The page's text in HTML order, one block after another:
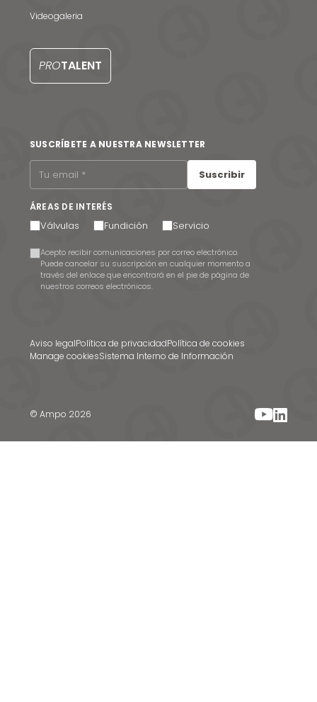
Videogaleria
PROTALENT
SUSCRÍBETE A NUESTRA NEWSLETTER
Suscribir
ÁREAS DE INTERÉS
Válvulas Fundición Servicio
Acepto recibir comunicaciones por correo electrónico.
Puede cancelar su suscripción en cualquier momento a
través del enlace que encontrará en el pie de página de
nuestros correos electrónicos.
© Ampo 2026
Aviso legalPolítica de privacidadPolítica de cookies
Manage cookiesSistema Interno de Información